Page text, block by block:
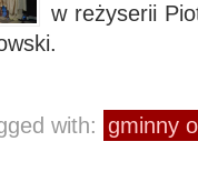
w reżyserii
with: gminny